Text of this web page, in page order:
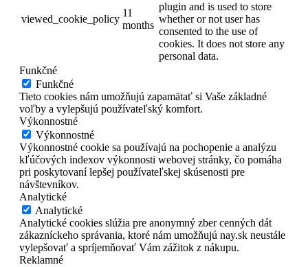
viewed_cookie_policy
11
months
plugin and is used to store
whether or not user has
consented to the use of
cookies. It does not store any
personal data.
Funkčné
Funkčné
Tieto cookies nám umožňujú zapamätať si Vaše základné
voľby a vylepšujú používateľský komfort.
Výkonnostné
Výkonnostné
Výkonnostné cookie sa používajú na pochopenie a analýzu
kľúčových indexov výkonnosti webovej stránky, čo pomáha
pri poskytovaní lepšej používateľskej skúsenosti pre
návštevníkov.
Analytické
Analytické
Analytické cookies slúžia pre anonymný zber cenných dát
zákazníckeho správania, ktoré nám umožňujú nay.sk neustále
vylepšovať a spríjemňovať Vám zážitok z nákupu.
Reklamné